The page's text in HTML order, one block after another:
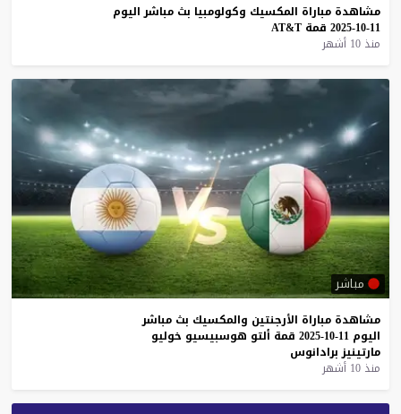
مشاهدة مباراة المكسيك وكولومبيا بث مباشر اليوم
11-10-2025
قمة AT&T
منذ 10 أشهر
مباشر
مشاهدة مباراة الأرجنتين والمكسيك بث مباشر
اليوم 11-10-2025 قمة ألتو هوسبيسيو خوليو
مارتينيز برادانوس
منذ 10 أشهر